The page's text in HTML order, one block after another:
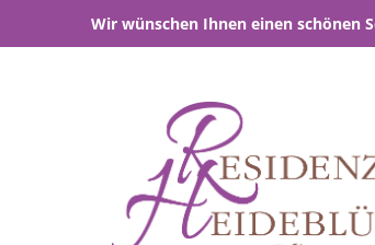
Wir wünschen Ihnen einen schönen